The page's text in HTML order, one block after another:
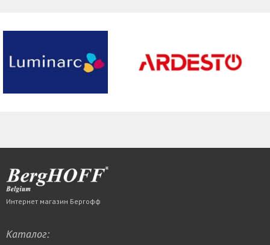
Интернет магазин Бергофф
Каталог: